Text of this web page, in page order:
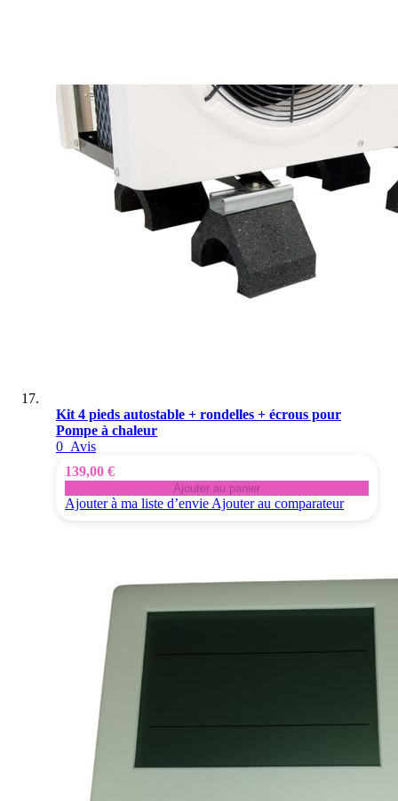
Kit 4 pieds autostable + rondelles + écrous pour
Pompe à chaleur
0 Avis
139,00 €
Ajouter au panier
Ajouter à ma liste d’envie Ajouter au comparateur